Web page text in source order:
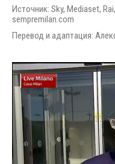
Источник: Sky, Mediaset,
sempremilan.com
Перевод и адаптация: